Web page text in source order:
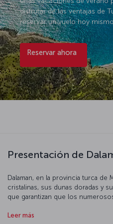
disfrutar de las ventajas de
reservar un vuelo hoy
Reservar ahora
Presentación de
Dalaman, en la provincia turca de
cristalinas, sus dunas doradas y
que garantizan que los
Magnífico punto de partida en la
Leer más